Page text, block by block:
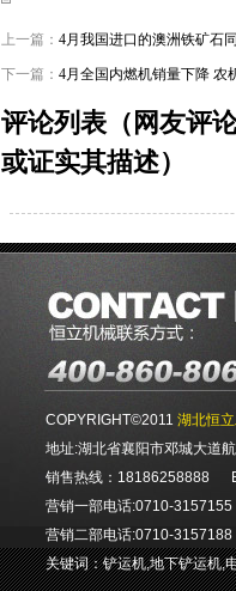
上一篇： 4月我国进口的澳洲铁矿石
下一篇： 4月全国内燃机销量下降 农
评论列表（网友评
或证实其描述）
COPYRIGHT©2011 湖北恒
地址:湖北省襄阳市邓城大道
销售热线：18186258888
营销一部电话:0710-
营销二部电话:0710-
关键词：铲运机,地下铲运机,